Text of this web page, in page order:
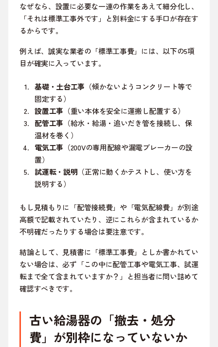
なぜなら、設置に必要な一連の作業をあえて細分化し、
「それは標準工事外です」と別料金にする手口が存在す
るからです。
例えば、誠実な業者の「標準工事費」には、以下の5項
目が確実に入っています。
基礎・土台工事 （傾かないようコンクリート等で
固定する）
設置工事 （重い本体を安全に運搬し配置する）
配管工事 （給水・給湯・追いだき管を接続し、保
温材を巻く）
電気工事 （200Vの専用配線や漏電ブレーカーの設
置）
試運転・説明 （正常に動くかテストし、使い方を
説明する）
もし見積もりに「配管接続費」や「電気配線費」が別途
高額で記載されていたり、逆にこれらが含まれているか
不明確だったりする場合は要注意です。
結論として、見積書に「標準工事費」としか書かれてい
ない場合は、必ず「この中に配管工事や電気工事、試運
転まで全て含まれていますか？」と担当者に問い詰めて
確認すべきです。
古い給湯器の「撤去・処分
費」が別枠になっていないか